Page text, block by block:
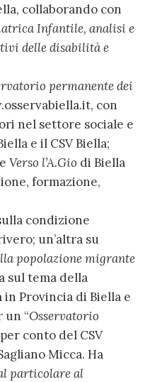
collaborando con
Infantile, analisi e
delle disabilità e
permanente dei
con
nel settore sociale e
e il CSV Biella;
Verso l’A.Gio di Biella
formazione,
condizione
un’altra su
popolazione migrante
sul tema della
Provincia di Biella e
“Osservatorio
per conto del CSV
Micca. Ha
particolare al